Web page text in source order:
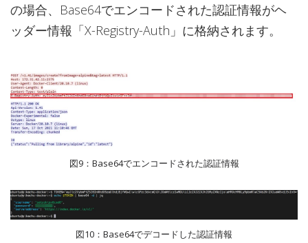
の場合、Base64でエンコードされた認証情報がヘ
ッダー情報「X-Registry-Auth」に格納されます。
図9：Base64でエンコードされた認証情報
図10：Base64でデコードした認証情報